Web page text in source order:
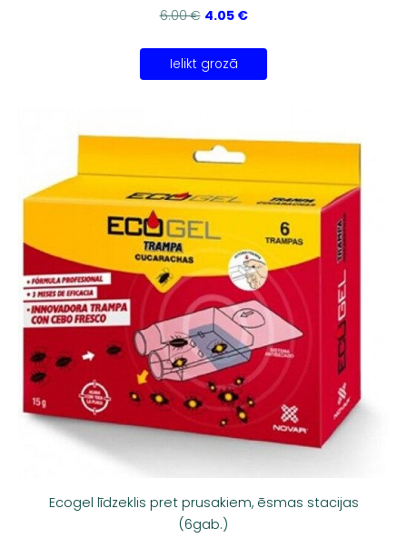
6.00 € 4.05 €
Ielikt grozā
Ecogel līdzeklis pret prusakiem, ēsmas stacijas
(6gab.)